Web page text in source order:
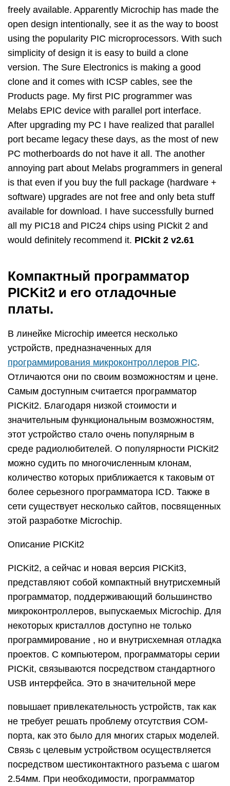
freely available. Apparently Microchip has made the
open design intentionally, see it as the way to boost
using the popularity PIC microprocessors. With such
simplicity of design it is easy to build a clone
version. The Sure Electronics is making a good
clone and it comes with ICSP cables, see the
Products page. My first PIC programmer was
Melabs EPIC device with parallel port interface.
After upgrading my PC I have realized that parallel
port became legacy these days, as the most of new
PC motherboards do not have it all. The another
annoying part about Melabs programmers in general
is that even if you buy the full package (hardware +
software) upgrades are not free and only beta stuff
available for download. I have successfully burned
all my PIC18 and PIC24 chips using PICkit 2 and
would definitely recommend it. PICkit 2 v2.61
Компактный программатор
PICKit2 и его отладочные
платы.
В линейке Microchip имеется несколько
устройств, предназначенных для
программирования микроконтроллеров PIC.
Отличаются они по своим возможностям и цене.
Самым доступным считается программатор
PICKit2. Благодаря низкой стоимости и
значительным функциональным возможностям,
этот устройство стало очень популярным в
среде радиолюбителей. О популярности PICKit2
можно судить по многочисленным клонам,
количество которых приближается к таковым от
более серьезного программатора ICD. Также в
сети существует несколько сайтов, посвященных
этой разработке Microchip.
Описание PICKit2
PICKit2, а сейчас и новая версия PICKit3,
представляют собой компактный внутрисхемный
программатор, поддерживающий большинство
микроконтроллеров, выпускаемых Microchip. Для
некоторых кристаллов доступно не только
программирование , но и внутрисхемная отладка
проектов. С компьютером, программаторы серии
PICKit, связываются посредством стандартного
USB интерфейса. Это в значительной мере
повышает привлекательность устройств, так как
не требует решать проблему отсутствия COM-
порта, как это было для многих старых моделей.
Связь с целевым устройством осуществляется
посредством шестиконтактного разъема с шагом
2.54мм. При необходимости, программатор